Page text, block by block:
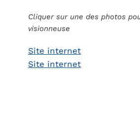
Cliquer sur une des photos
visionneuse
Site internet
Site internet